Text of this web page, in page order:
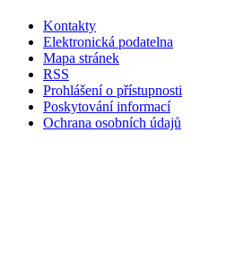
Kontakty
Elektronická podatelna
Mapa stránek
RSS
Prohlášení o přístupnosti
Poskytování informací
Ochrana osobních údajů